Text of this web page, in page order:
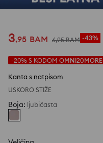
3,95 BAM 6,95 BAM -43%
-20% S KODOM OMNI20MORE
Kanta s natpisom
USKORO STIŽE
Boja: ljubičasta